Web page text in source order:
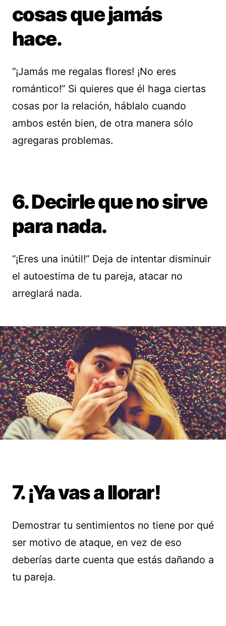
cosas que jamás
hace.
“¡Jamás me regalas flores! ¡No eres
romántico!” Si quieres que él haga ciertas
cosas por la relación, háblalo cuando
ambos estén bien, de otra manera sólo
agregaras problemas.
6. Decirle que no sirve
para nada.
“¡Eres una inútil!” Deja de intentar disminuir
el autoestima de tu pareja, atacar no
arreglará nada.
7. ¡Ya vas a llorar!
Demostrar tu sentimientos no tiene por qué
ser motivo de ataque, en vez de eso
deberías darte cuenta que estás dañando a
tu pareja.